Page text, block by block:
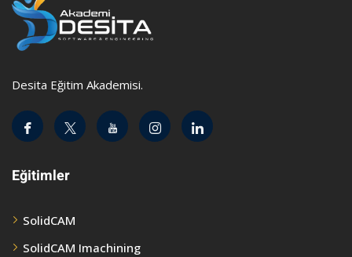
Desita Eğitim Akademisi.
Eğitimler
SolidCAM
SolidCAM Imachining